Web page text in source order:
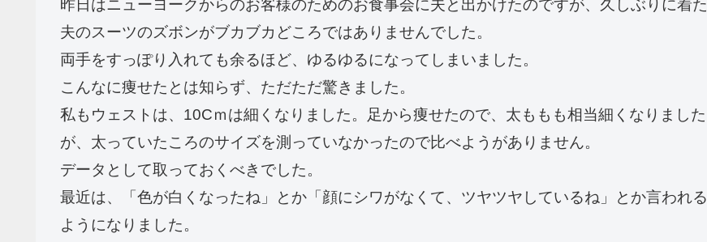
昨日はニューヨークからのお客様のためのお食事会に夫と出かけたのですが、久しぶりに着た
夫のスーツのズボンがブカブカどころではありませんでした。
両手をすっぽり入れても余るほど、ゆるゆるになってしまいました。
こんなに痩せたとは知らず、ただただ驚きました。
私もウェストは、10Cｍは細くなりました。足から痩せたので、太ももも相当細くなりました
が、太っていたころのサイズを測っていなかったので比べようがありません。
データとして取っておくべきでした。
最近は、「色が白くなったね」とか「顔にシワがなくて、ツヤツヤしているね」とか言われる
ようになりました。